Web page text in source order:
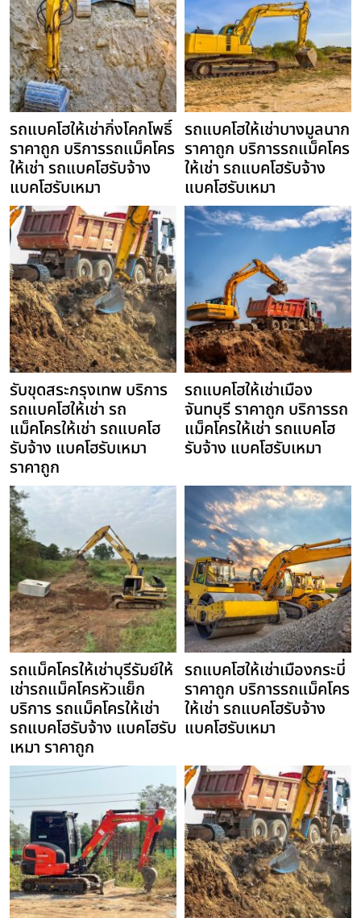
รถแบคโฮให้เช่ากิ่งโคกโพธิ์
ราคาถูก บริการรถแม็คโคร
ให้เช่า รถแบคโฮรับจ้าง
แบคโฮรับเหมา
รถแบคโฮให้เช่าบางมูลนาก
ราคาถูก บริการรถแม็คโคร
ให้เช่า รถแบคโฮรับจ้าง
แบคโฮรับเหมา
รับขุดสระกรุงเทพ บริการ
รถแบคโฮให้เช่า รถ
แม็คโครให้เช่า รถแบคโฮ
รับจ้าง แบคโฮรับเหมา
ราคาถูก
รถแบคโฮให้เช่าเมือง
จันทบุรี ราคาถูก บริการรถ
แม็คโครให้เช่า รถแบคโฮ
รับจ้าง แบคโฮรับเหมา
รถแม็คโครให้เช่าบุรีรัมย์ให้
เช่ารถแม็คโครหัวแย็ก
บริการ รถแม็คโครให้เช่า
รถแบคโฮรับจ้าง แบคโฮรับ
เหมา ราคาถูก
รถแบคโฮให้เช่าเมืองกระบี่
ราคาถูก บริการรถแม็คโคร
ให้เช่า รถแบคโฮรับจ้าง
แบคโฮรับเหมา